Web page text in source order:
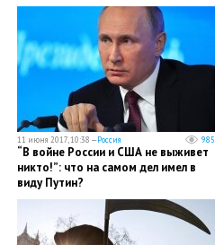
11 июня 2017, 10:38 —Россия 985
“В войне России и США не выживет
никто!”: что на самом дел имел в
виду Путин?